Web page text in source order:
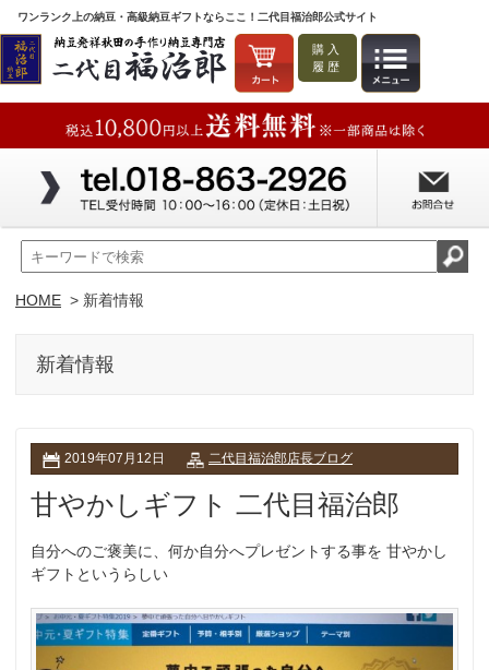
ワンランク上の納豆・高級納豆ギフトならここ！二代目福治郎公式サイト
購入
履歴
HOME > 新着情報
新着情報
2019年07月12日 二代目福治郎店長ブログ
甘やかしギフト 二代目福治郎
自分へのご褒美に、何か自分へプレゼントする事を 甘やかし
ギフトというらしい